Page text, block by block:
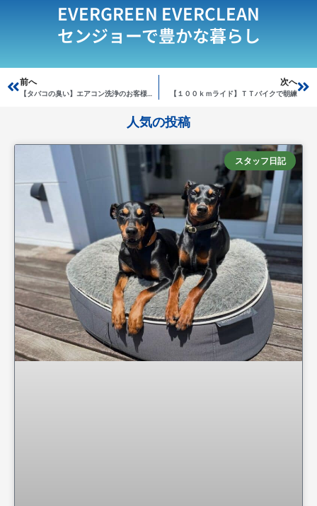
EVERGREEN EVERCLEAN
センジョーで豊かな暮らし
Prev
前へ
【タバコの臭い】エアコン洗浄のお客様へ説明しましょう
次へ
【１００ｋｍライド】ＴＴバイクで朝練
人気の投稿
スタッフ日記